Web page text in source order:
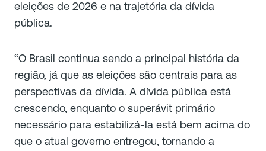
eleições de 2026 e na trajetória da dívida
pública.
“O Brasil continua sendo a principal história da
região, já que as eleições são centrais para as
perspectivas da dívida. A dívida pública está
crescendo, enquanto o superávit primário
necessário para estabilizá-la está bem acima do
que o atual governo entregou, tornando a